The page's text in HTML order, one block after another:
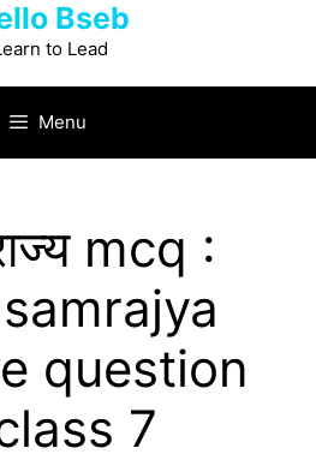
Bseb
to Lead
Menu
mcq :
question
7